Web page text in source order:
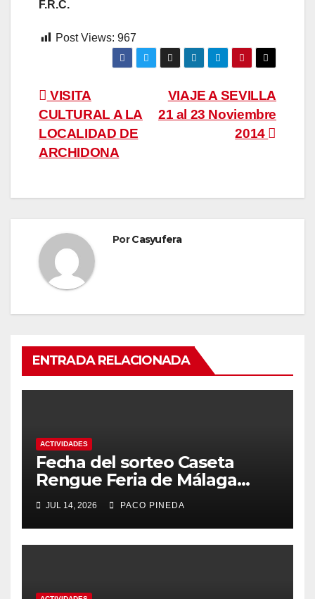
F.R.C.
Post Views: 967
Navegación
de
entradas
VIAJE A SEVILLA
21 al 23 Noviembre
2014
VISITA
CULTURAL A LA
LOCALIDAD DE
ARCHIDONA
PorCasyufera
ENTRADA RELACIONADA
ACTIVIDADES
Fecha del sorteo Caseta
Rengue Feria de Málaga
2026
JUL 14, 2026 PACO PINEDA